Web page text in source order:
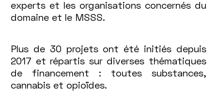
experts et les organisations concernés du
domaine et le MSSS.
Plus de 30 projets ont été initiés depuis
2017 et répartis sur diverses thématiques
de financement : toutes substances,
cannabis et opioïdes.